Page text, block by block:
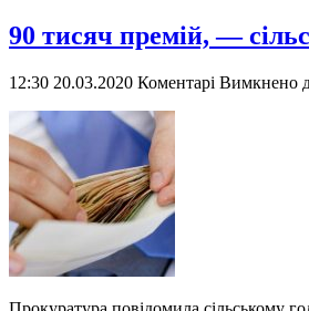
90 тисяч премій, —
12:30 20.03.2020 Коментарі Вимкнено